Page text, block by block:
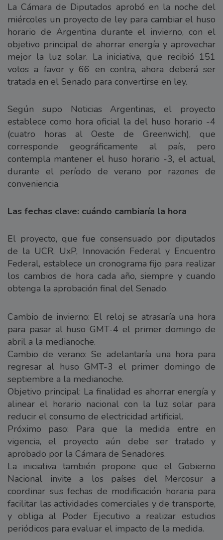
La Cámara de Diputados aprobó en la noche del
miércoles un proyecto de ley para cambiar el huso
horario de Argentina durante el invierno, con el
objetivo principal de ahorrar energía y aprovechar
mejor la luz solar. La iniciativa, que recibió 151
votos a favor y 66 en contra, ahora deberá ser
tratada en el Senado para convertirse en ley.
Según supo Noticias Argentinas, el proyecto
establece como hora oficial la del huso horario -4
(cuatro horas al Oeste de Greenwich), que
corresponde geográficamente al país, pero
contempla mantener el huso horario -3, el actual,
durante el período de verano por razones de
conveniencia.
Las fechas clave: cuándo cambiaría la hora
El proyecto, que fue consensuado por diputados
de la UCR, UxP, Innovación Federal y Encuentro
Federal, establece un cronograma fijo para realizar
los cambios de hora cada año, siempre y cuando
obtenga la aprobación final del Senado.
Cambio de invierno: El reloj se atrasaría una hora
para pasar al huso GMT-4 el primer domingo de
abril a la medianoche.
Cambio de verano: Se adelantaría una hora para
regresar al huso GMT-3 el primer domingo de
septiembre a la medianoche.
Objetivo principal: La finalidad es ahorrar energía y
alinear el horario nacional con la luz solar para
reducir el consumo de electricidad artificial.
Próximo paso: Para que la medida entre en
vigencia, el proyecto aún debe ser tratado y
aprobado por la Cámara de Senadores.
La iniciativa también propone que el Gobierno
Nacional invite a los países del Mercosur a
coordinar sus fechas de modificación horaria para
facilitar las actividades comerciales y de transporte,
y obliga al Poder Ejecutivo a realizar estudios
periódicos para evaluar el impacto de la medida.